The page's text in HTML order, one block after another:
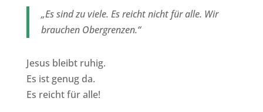
„Es sind zu viele. Es reicht nicht für alle. Wir
brauchen Obergrenzen.“
Jesus bleibt ruhig.
Es ist genug da.
Es reicht für alle!